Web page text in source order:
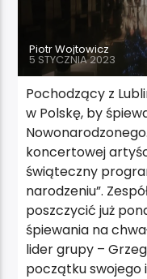
Piotr Wojtowicz
5 STYCZNIA 2023
Pochodzący z
w Polskę, by
koncertowej
świąteczny
narodzeniu”.
poszczycić już
śpiewania na
lider grupy –
początku swojego